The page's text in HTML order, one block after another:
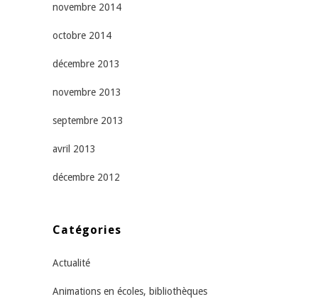
novembre 2014
octobre 2014
décembre 2013
novembre 2013
septembre 2013
avril 2013
décembre 2012
Catégories
Actualité
Animations en écoles, bibliothèques